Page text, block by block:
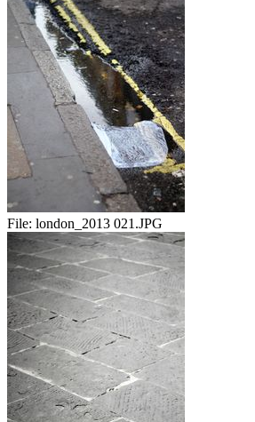
File: london_2013 021.JPG